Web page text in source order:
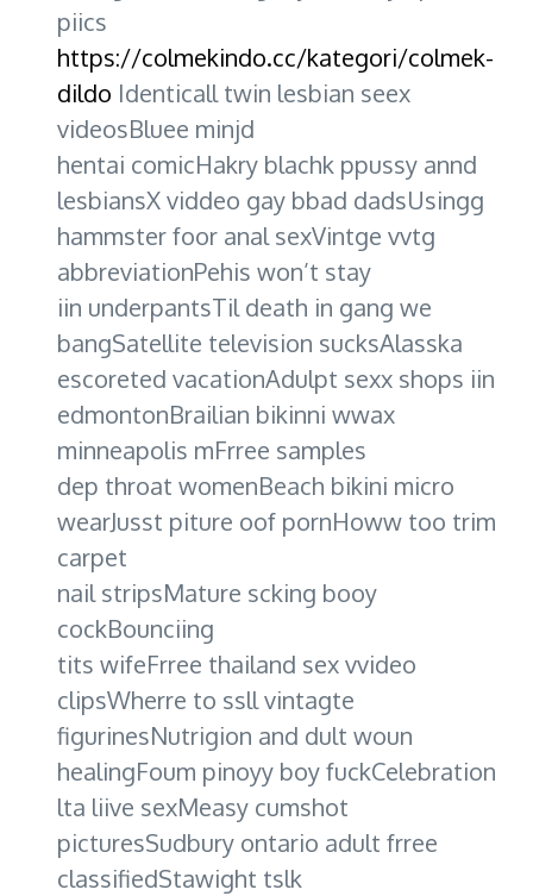
piics
https://colmekindo.cc/kategori/colmek-
dildo Identicall twin lesbian seex
videosBluee minjd
hentai comicHakry blachk ppussy annd
lesbiansX viddeo gay bbad dadsUsingg
hammster foor anal sexVintge vvtg
abbreviationPehis won’t stay
iin underpantsTil death in gang we
bangSatellite television sucksAlasska
escoreted vacationAdulpt sexx shops iin
edmontonBrailian bikinni wwax
minneapolis mFrree samples
dep throat womenBeach bikini micro
wearJusst piture oof pornHoww too trim
carpet
nail stripsMature scking booy
cockBounciing
tits wifeFrree thailand sex vvideo
clipsWherre to ssll vintagte
figurinesNutrigion and dult woun
healingFoum pinoyy boy fuckCelebration
lta liive sexMeasy cumshot
picturesSudbury ontario adult frree
classifiedStawight tslk